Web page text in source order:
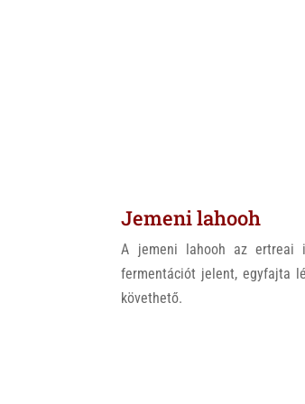
Jemeni lahooh
A jemeni lahooh az ertreai
fermentációt jelent, egyfajta
követhető.